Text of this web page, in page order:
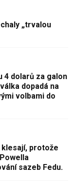
„trvalou
4 dolarů za galon
dopadá na
volbami do
protože
sazeb Fedu.